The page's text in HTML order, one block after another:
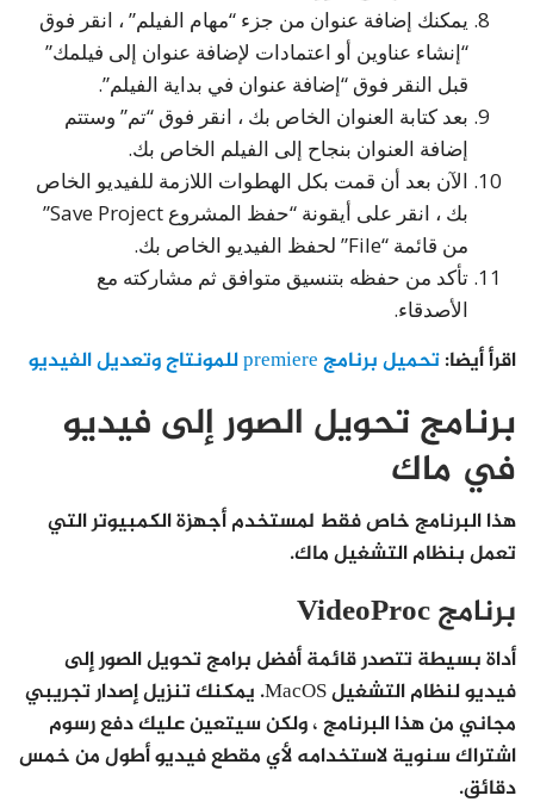
يمكنك إضافة عنوان من جزء “مهام الفيلم” ، انقر فوق
“إنشاء عناوين أو اعتمادات لإضافة عنوان إلى فيلمك”
قبل النقر فوق “إضافة عنوان في بداية الفيلم”.
بعد كتابة العنوان الخاص بك ، انقر فوق “تم” وستتم
إضافة العنوان بنجاح إلى الفيلم الخاص بك.
الآن بعد أن قمت بكل الهطوات اللازمة للفيديو الخاص
بك ، انقر على أيقونة “حفظ المشروع Save Project”
من قائمة “File” لحفظ الفيديو الخاص بك.
تأكد من حفظه بتنسيق متوافق ثم مشاركته مع
الأصدقاء.
اقرأ أيضا:تحميل برنامج premiere للمونتاج وتعديل الفيديو
برنامج تحويل الصور إلى فيديو
في ماك
هذا البرنامج خاص فقط لمستخدم أجهزة الكمبيوتر التي
تعمل بنظام التشغيل ماك.
برنامج VideoProc
أداة بسيطة تتصدر قائمة أفضل برامج تحويل الصور إلى
فيديو لنظام التشغيل MacOS. يمكنك تنزيل إصدار تجريبي
مجاني من هذا البرنامج ، ولكن سيتعين عليك دفع رسوم
اشتراك سنوية لاستخدامه لأي مقطع فيديو أطول من خمس
دقائق.